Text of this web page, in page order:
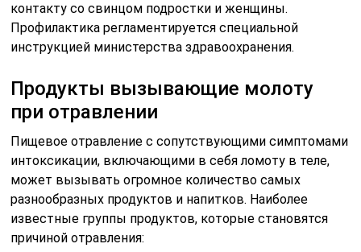
контакту со свинцом подростки и женщины.
Профилактика регламентируется специальной
инструкцией министерства здравоохранения.
Продукты вызывающие молоту
при отравлении
Пищевое отравление с сопутствующими симптомами
интоксикации, включающими в себя ломоту в теле,
может вызывать огромное количество самых
разнообразных продуктов и напитков. Наиболее
известные группы продуктов, которые становятся
причиной отравления: